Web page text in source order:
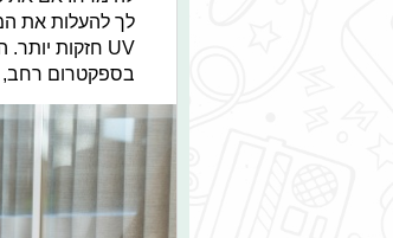
לך להעלות את
בספקטרום רחב,